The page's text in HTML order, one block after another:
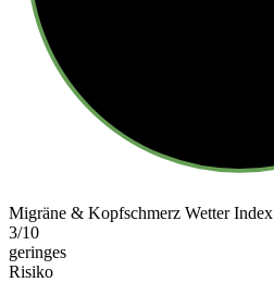
Migräne & Kopfschmerz Wetter Index
3/10
geringes
Risiko